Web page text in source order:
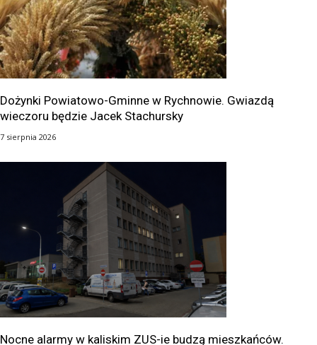
Dożynki Powiatowo-Gminne w Rychnowie. Gwiazdą
wieczoru będzie Jacek Stachursky
7 sierpnia 2026
Nocne alarmy w kaliskim ZUS-ie budzą mieszkańców.